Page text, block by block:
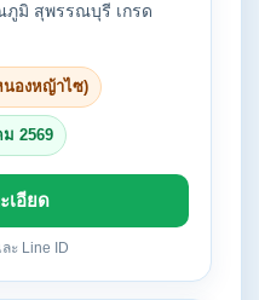
มิ สุพรรณบุรี เกรด
องหญ้าไซ)
2569
เอียด
ะ Line ID